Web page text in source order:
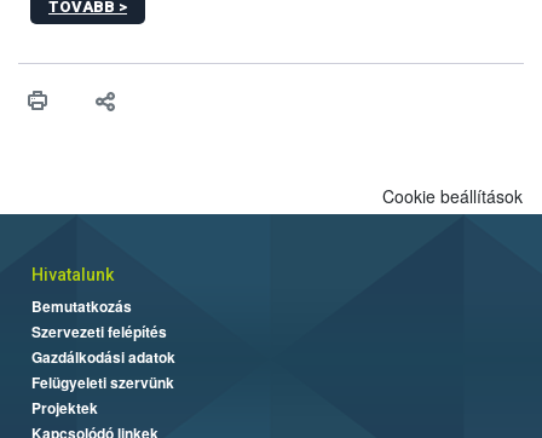
hatósági feladatokat, valamint a veszélyes eb tartását és annak
vonni az ebek viselkedésének megítélésében jártas szakértőt.
TOVÁBB >
Cookie beállítások
Hivatalunk
Bemutatkozás
Szervezeti felépítés
Gazdálkodási adatok
Felügyeleti szervünk
Projektek
Kapcsolódó linkek